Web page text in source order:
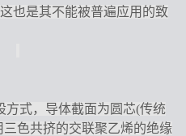
也是其不能被普遍应用的致
方式，导体截面为圆芯(传统
色共挤的交联聚乙烯的绝缘